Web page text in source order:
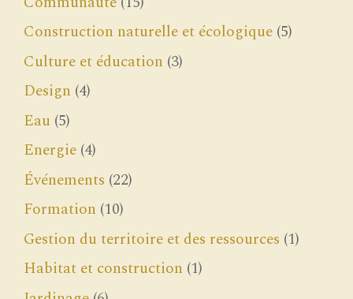
Construction naturelle et écologique (5)
Culture et éducation (3)
Design (4)
Eau (5)
Energie (4)
Événements (22)
Formation (10)
Gestion du territoire et des ressources (1)
Habitat et construction (1)